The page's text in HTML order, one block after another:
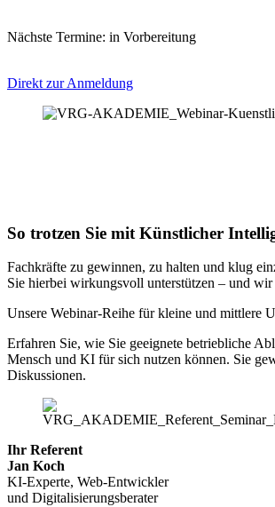
Nächste Termine: in Vorbereitung
Direkt zur Anmeldung
So trotzen Sie mit Künstlicher
Fachkräfte zu gewinnen, zu halten und klug
Sie hierbei wirkungsvoll unterstützen – und
Unsere Webinar-Reihe für kleine und mittlere
Erfahren Sie, wie Sie geeignete betriebliche
Mensch und KI für sich nutzen können. Sie
Diskussionen.
Ihr Referent
Jan Koch
KI-Experte, Web-Entwickler
und Digitalisierungsberater